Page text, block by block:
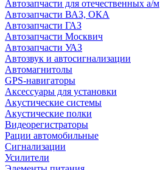
Автозапчасти для отечественных а/м
Автозапчасти ВАЗ, ОКА
Автозапчасти ГАЗ
Автозапчасти Москвич
Автозапчасти УАЗ
Автозвук и автосигнализации
Автомагнитолы
GPS-навигаторы
Аксессуары для установки
Акустические системы
Акустические полки
Видеорегистраторы
Рации автомобильные
Сигнализации
Усилители